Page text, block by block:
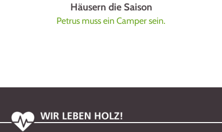
Häusern die Saison
Petrus muss ein Camper sein.